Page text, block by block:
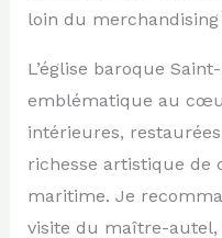
loin du
L’église baroque
emblématique au
intérieures,
richesse artistique de
maritime. Je
visite du maître-autel,